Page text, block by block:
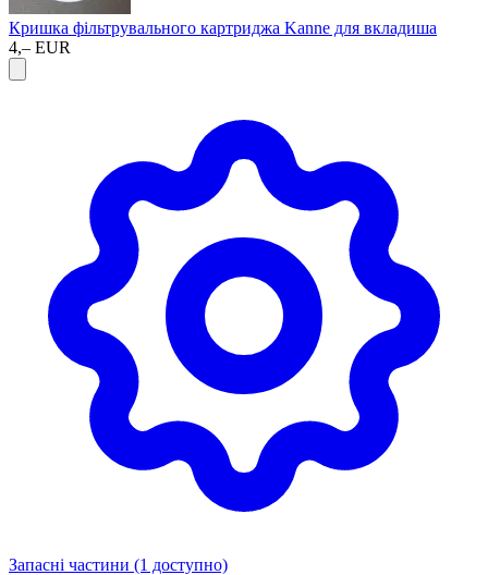
Кришка фільтрувального картриджа Kanne для вкладиша
4,– EUR
Запасні частини (1 доступно)